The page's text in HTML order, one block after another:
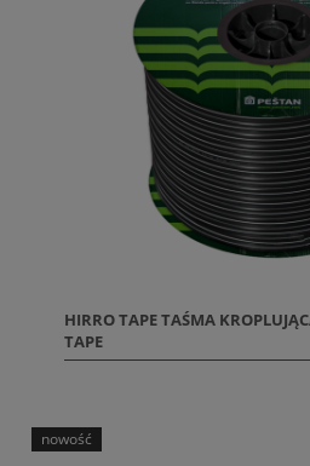
HIRRO TAPE TAŚMA
TAPE
nowość